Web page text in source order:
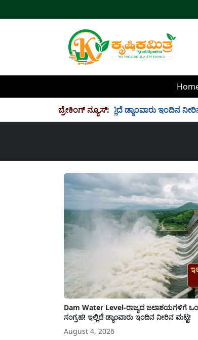
ಬ್ರೇಕಿಂಗ್ ನ್ಯೂಸ್:
TMC ನೀರು ಸಂಗ್ರಹ! ಇಲ್ಲಿದೆ ಡ್ಯಾಂವಾರು ಇಂದಿನ ನೀರಿನ ಮಟ್ಟ!
Dam Water Level-ರಾಜ್ಯದ ಜಲಾಶಯಗಳಿಗೆ
ಸಂಗ್ರಹ! ಇಲ್ಲಿದೆ ಡ್ಯಾಂವಾರು ಇಂದಿನ ನೀರಿನ ಮಟ್ಟ!
August 4, 2026